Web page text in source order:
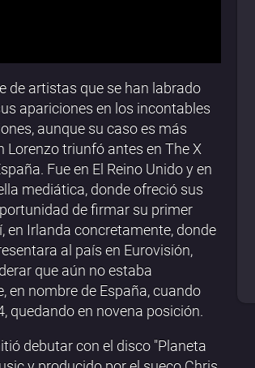
de artistas que se han labrado
apariciones en los incontables
aunque su caso es más
Lorenzo triunfó antes en The X
Fue en El Reino Unido y en
mediática, donde ofreció sus
de firmar su primer
Irlanda concretamente, donde
al país en Eurovisión,
que aún no estaba
en nombre de España, cuando
quedando en novena posición.
debutar con el disco "Planeta